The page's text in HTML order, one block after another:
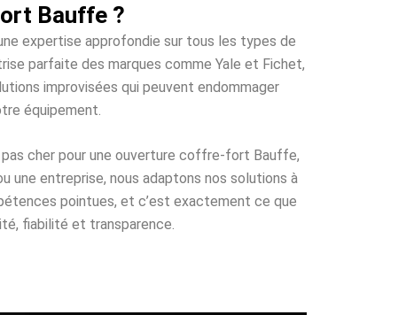
Bauffe ?
expertise approfondie sur tous les types de
parfaite des marques comme Yale et Fichet,
improvisées qui peuvent endommager
équipement.
cher pour une ouverture coffre-fort Bauffe,
une entreprise, nous adaptons nos solutions à
pointues, et c’est exactement ce que
fiabilité et transparence.